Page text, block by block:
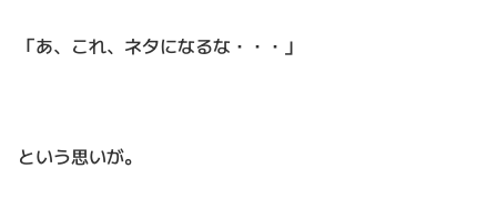
「あ、これ、ネタになるな・・・」
という思いが。